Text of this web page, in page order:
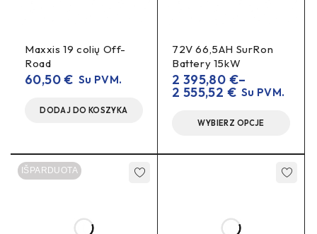
Rekomendacija:
naudokite su kokybiškomis
kaladėlėmis
Kas įeina į komplektą
1× adapteris (bracket)
Nauda realiame važiavime
Maxxis 19 colių Off-
Road
60,50€ Su PVM.
DODAJ DO KOSZYKA
72V 66,5AH SurRon
Battery 15kW
2 395,80 €–
2 555,52 € Su PVM.
WYBIERZ OPCJE
IŠPARDUOTA